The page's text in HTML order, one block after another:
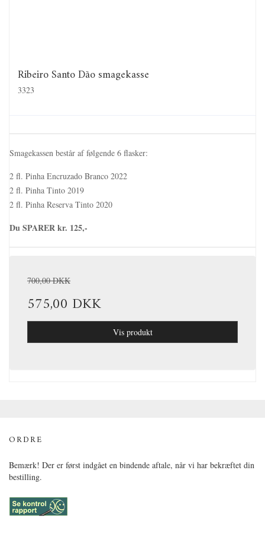
Ribeiro Santo Dão smagekasse
3323
Smagekassen består af følgende 6 flasker:
2 fl. Pinha Encruzado Branco 2022
2 fl. Pinha Tinto 2019
2 fl. Pinha Reserva Tinto 2020
Du SPARER kr. 125,-
700,00 DKK
575,00 DKK
Vis produkt
ORDRE
Bemærk! Der er først indgået en bindende aftale, når vi har bekræftet din
bestilling.